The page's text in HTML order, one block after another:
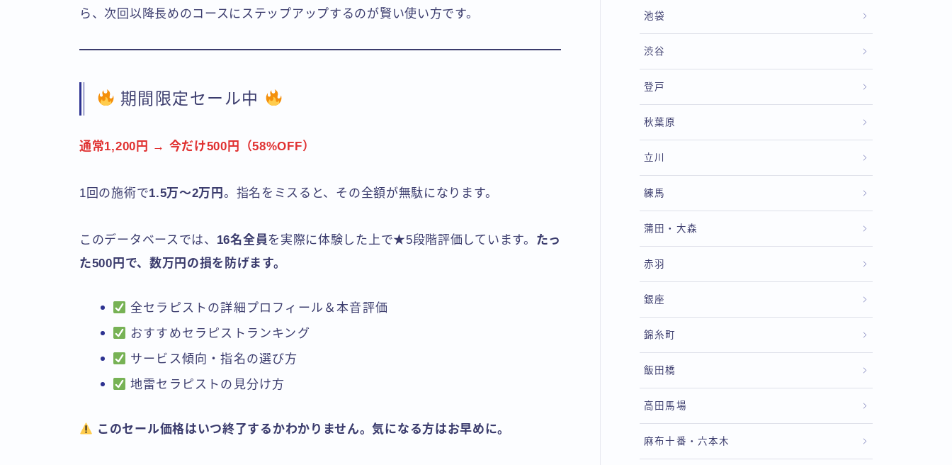
ら、次回以降長めのコースにステップアップするのが賢い使い方です。
期間限定セール中
通常1,200円 → 今だけ500円（58%OFF）
1回の施術で1.5万〜2万円 。指名をミスると、その全額が無駄になります。
このデータベースでは、 16名全員 を実際に体験した上で★5段階評価しています。 たっ
た500円で、数万円の損を防げます。
全セラピストの詳細プロフィール＆本音評価
おすすめセラピストランキング
サービス傾向・指名の選び方
地雷セラピストの見分け方
このセール価格はいつ終了するかわかりません。気になる方はお早めに。
池袋
渋谷
登戸
秋葉原
立川
練馬
蒲田・大森
赤羽
銀座
錦糸町
飯田橋
高田馬場
麻布十番・六本木